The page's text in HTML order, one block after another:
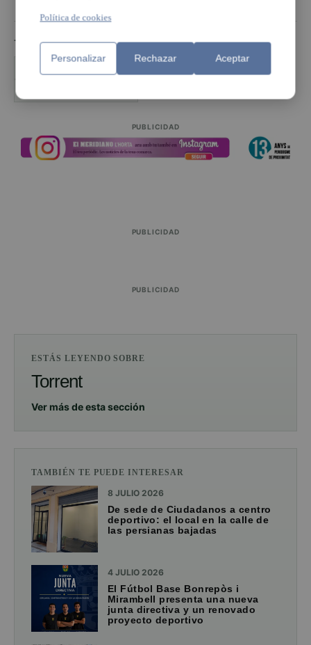
TEMAS
PUBLICIDAD
PUBLICIDAD
PUBLICIDAD
ESTÁS LEYENDO SOBRE
Torrent
Ver más de esta sección
TAMBIÉN TE PUEDE INTERESAR
8 JULIO 2026
De sede de Ciudadanos a centro
deportivo: el local en la calle de
las persianas bajadas
4 JULIO 2026
El Fútbol Base Bonrepòs i
Mirambell presenta una nueva
junta directiva y un renovado
proyecto deportivo
Política de cookies
Personalizar Rechazar Aceptar